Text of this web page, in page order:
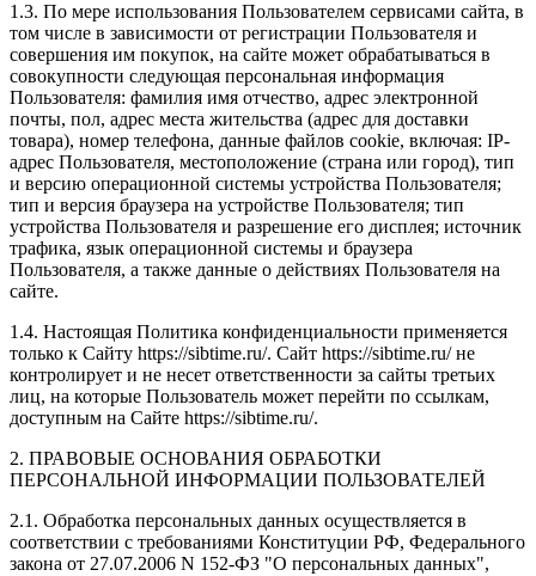
1.3. По мере использования Пользователем сервисами сайта, в
том числе в зависимости от регистрации Пользователя и
совершения им покупок, на сайте может обрабатываться в
совокупности следующая персональная информация
Пользователя: фамилия имя отчество, адрес электронной
почты, пол, адрес места жительства (адрес для доставки
товара), номер телефона, данные файлов cookie, включая: IP-
адрес Пользователя, местоположение (страна или город), тип
и версию операционной системы устройства Пользователя;
тип и версия браузера на устройстве Пользователя; тип
устройства Пользователя и разрешение его дисплея; источник
трафика, язык операционной системы и браузера
Пользователя, а также данные о действиях Пользователя на
сайте.
1.4. Настоящая Политика конфиденциальности применяется
только к Сайту https://sibtime.ru/. Сайт https://sibtime.ru/ не
контролирует и не несет ответственности за сайты третьих
лиц, на которые Пользователь может перейти по ссылкам,
доступным на Сайте https://sibtime.ru/.
2. ПРАВОВЫЕ ОСНОВАНИЯ ОБРАБОТКИ
ПЕРСОНАЛЬНОЙ ИНФОРМАЦИИ ПОЛЬЗОВАТЕЛЕЙ
2.1. Обработка персональных данных осуществляется в
соответствии с требованиями Конституции РФ, Федерального
закона от 27.07.2006 N 152-ФЗ "О персональных данных",